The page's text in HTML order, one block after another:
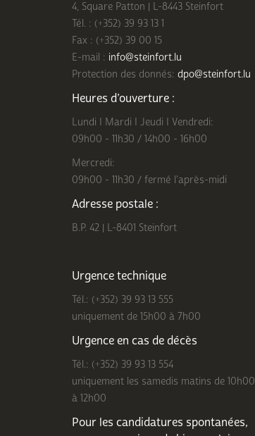
4, Square Patton | L-8443 Steinfort
Tél. : (+352) 39 93 13 1
Fax : (+352) 39 00 15
E-mail : info@steinfort.lu
Protection des donnés: dpo@steinfort.lu
Heures d’ouverture :
Lundi I Mardi I Jeudi I Vendredi:
09h00 - 11h30 / 14h00 - 16h00
Mercredi:
09h00 - 11h30 / fermé l'après-midi
Adresse postale :
B.P. 42 | L-8401 Steinfort
Urgence technique
Tél.: (+352) 39 93 13 555
uniquement de 15h00 à 7h00
Urgence en cas de décès
Tél.: (+352) 39 93 13 554
uniquement les samedis matins de 10h00
à 12h00
Pour les candidatures spontanées,